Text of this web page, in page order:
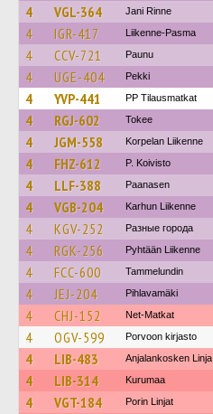
4 VGL-364 Jani Rinne
4 IGR-417 Liikenne-Pasma
4 CCV-721 Paunu
4 UGE-404 Pekki
4 YVP-441 PP Tilausmatkat
4 RGJ-602 Tokee
4 JGM-558 Korpelan Liikenne
4 FHZ-612 P. Koivisto
4 LLF-388 Paanasen
4 VGB-204 Karhun Liikenne
4 KGV-252 Разные города
4 RGK-256 Pyhtään Liikenne
4 FCC-600 Tammelundin
4 JEJ-204 Pihlavamäki
4 CHJ-152 Net-Matkat
4 OGV-599 Porvoon kirjasto
4 LIB-483 Anjalankosken Linja
4 LIB-314 Kurumaa
4 VGT-184 Porin Linjat